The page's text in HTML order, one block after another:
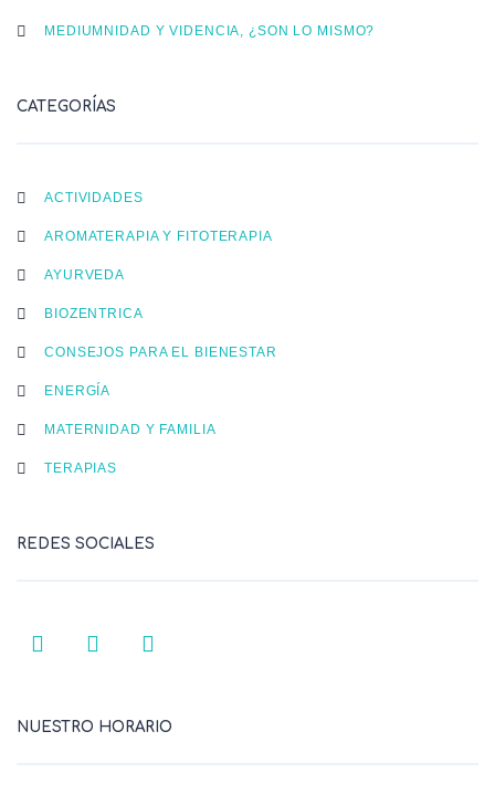
MEDIUMNIDAD Y VIDENCIA, ¿SON LO MISMO?
CATEGORÍAS
ACTIVIDADES
AROMATERAPIA Y FITOTERAPIA
AYURVEDA
BIOZENTRICA
CONSEJOS PARA EL BIENESTAR
ENERGÍA
MATERNIDAD Y FAMILIA
TERAPIAS
REDES SOCIALES
NUESTRO HORARIO